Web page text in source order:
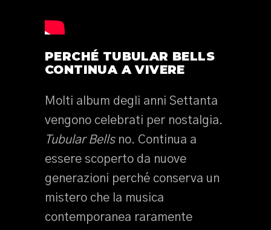
PERCHÉ TUBULAR BELLS
CONTINUA A VIVERE
Molti album degli anni Settanta
vengono celebrati per nostalgia.
Tubular Bellsno. Continua a
essere scoperto da nuove
generazioni perché conserva un
mistero che la musica
contemporanea raramente